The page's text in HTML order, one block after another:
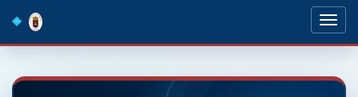
navigation